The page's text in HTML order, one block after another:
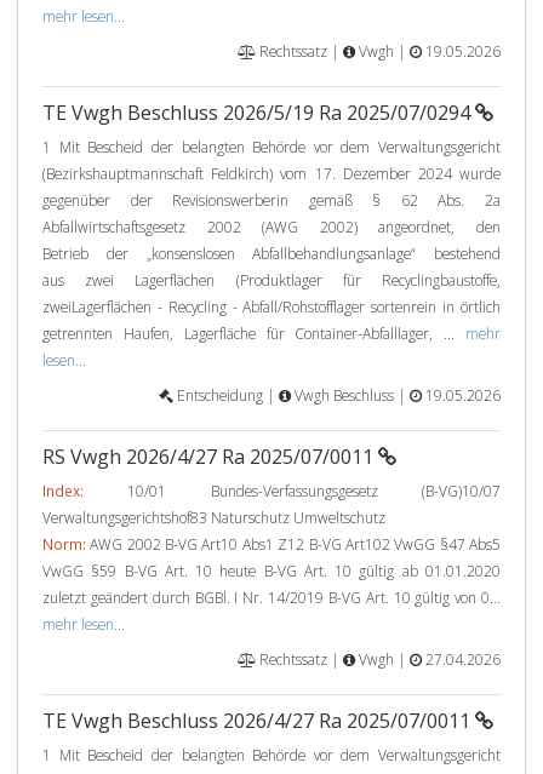
mehr lesen...
Rechtssatz |
Vwgh | 19.05.2026
TE Vwgh Beschluss 2026/5/19 Ra 2025/07/0294
1 Mit Bescheid der belangten Behörde vor dem Verwaltungsgericht
(Bezirkshauptmannschaft Feldkirch) vom 17. Dezember 2024 wurde
gegenüber der Revisionswerberin gemäß § 62 Abs. 2a
Abfallwirtschaftsgesetz 2002 (AWG 2002) angeordnet, den
Betrieb der „konsenslosen Abfallbehandlungsanlage“ bestehend
aus zwei Lagerflächen (Produktlager für Recyclingbaustoffe,
zweiLagerflächen - Recycling - Abfall/Rohstofflager sortenrein in örtlich
getrennten Haufen, Lagerfläche für Container-Abfalllager, ... mehr
lesen...
Entscheidung |
Vwgh Beschluss | 19.05.2026
RS Vwgh 2026/4/27 Ra 2025/07/0011
Index: 10/01 Bundes-Verfassungsgesetz (B-VG)10/07
Verwaltungsgerichtshof83 Naturschutz Umweltschutz
Norm: AWG 2002 B-VG Art10 Abs1 Z12 B-VG Art102 VwGG §47 Abs5
VwGG §59 B-VG Art. 10 heute B-VG Art. 10 gültig ab 01.01.2020
zuletzt geändert durch BGBl. I Nr. 14/2019 B-VG Art. 10 gültig von 0...
mehr lesen...
Rechtssatz |
Vwgh | 27.04.2026
TE Vwgh Beschluss 2026/4/27 Ra 2025/07/0011
1 Mit Bescheid der belangten Behörde vor dem Verwaltungsgericht